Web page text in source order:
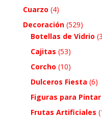
Cuarzo (4)
Decoración (529)
Botellas de Vidrio
Cajitas (53)
Corcho (10)
Dulceros Fiesta (6)
Figuras para Pintar
Frutas Artificiales